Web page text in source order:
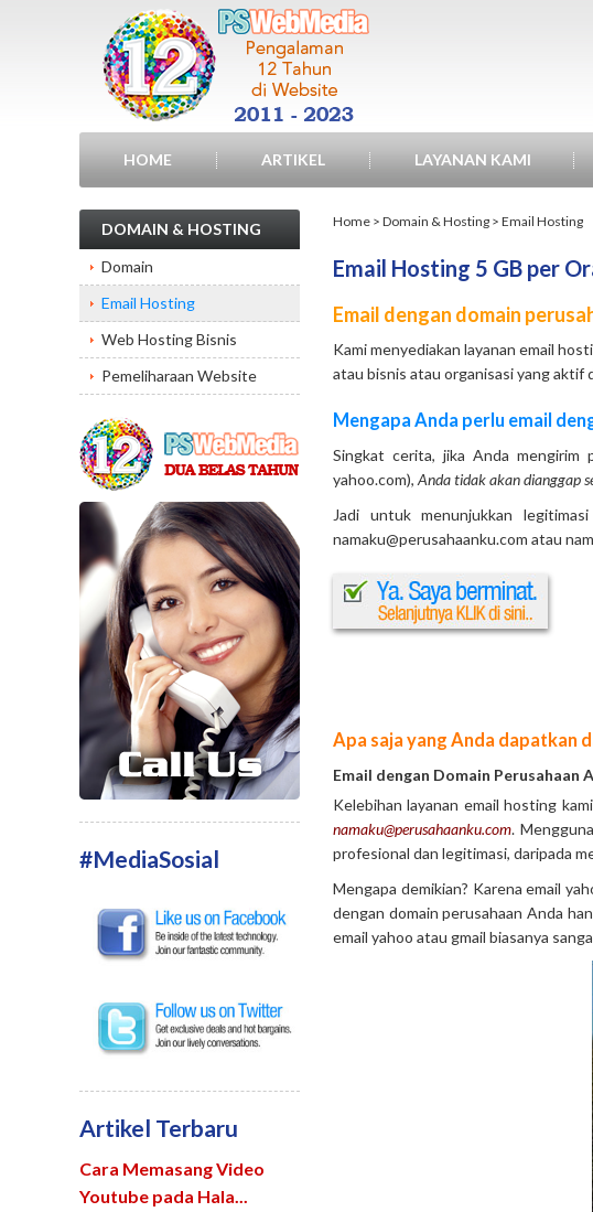
HOME ARTIKEL LAYANAN KAMI
HUBUNGI KAMI
DOMAIN & HOSTING
Domain
Email Hosting
Web Hosting Bisnis
Pemeliharaan Website
#MediaSosial
Artikel Terbaru
Cara Memasang Video
Youtube pada Hala...
Home > Domain & Hosting > Email Hosting
Email Hosting 5 GB per
Email dengan domain
Kami menyediakan layanan email
atau bisnis atau organisasi yang aktif
Mengapa Anda perlu email
Singkat cerita, jika Anda
yahoo.com), Anda tidak akan dianggap
Jadi untuk menunjukkan
namaku@perusahaanku.com atau
Apa saja yang Anda dapatkan
Email dengan Domain Perusahaan
Kelebihan layanan email hosting
namaku@perusahaanku.com.
profesional dan legitimasi, daripada
Mengapa demikian? Karena email
dengan domain perusahaan Anda
email yahoo atau gmail biasanya